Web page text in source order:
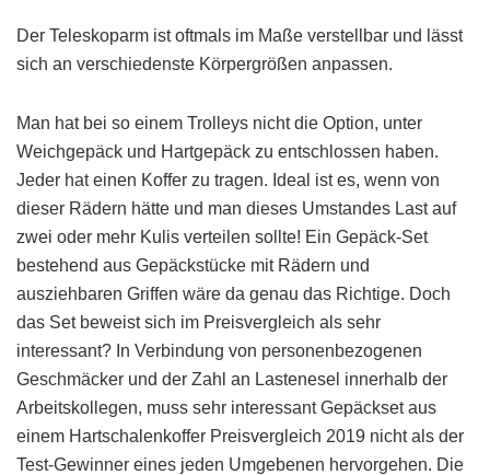
Der Teleskoparm ist oftmals im Maße verstellbar und lässt
sich an verschiedenste Körpergrößen anpassen.
Man hat bei so einem Trolleys nicht die Option, unter
Weichgepäck und Hartgepäck zu entschlossen haben.
Jeder hat einen Koffer zu tragen. Ideal ist es, wenn von
dieser Rädern hätte und man dieses Umstandes Last auf
zwei oder mehr Kulis verteilen sollte! Ein Gepäck-Set
bestehend aus Gepäckstücke mit Rädern und
ausziehbaren Griffen wäre da genau das Richtige. Doch
das Set beweist sich im Preisvergleich als sehr
interessant? In Verbindung von personenbezogenen
Geschmäcker und der Zahl an Lastenesel innerhalb der
Arbeitskollegen, muss sehr interessant Gepäckset aus
einem Hartschalenkoffer Preisvergleich 2019 nicht als der
Test-Gewinner eines jeden Umgebenen hervorgehen. Die